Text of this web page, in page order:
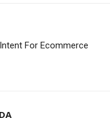
For Ecommerce